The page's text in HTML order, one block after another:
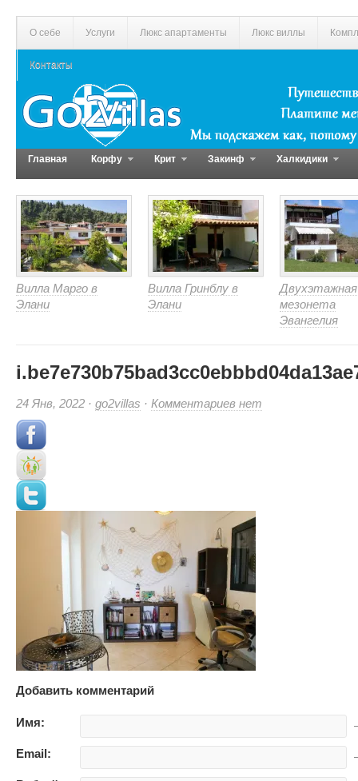
О себе Услуги Люкс апартаменты Люкс виллы
Контакты
Главная Корфу Крит Закинф Халкидики
Вилла Марго в
Элани
Вилла Гринблу в
Элани
Двухэтажная
мезонета
Эвангелия
24 Янв, 2022 · go2villas · Комментариевкнет
Добавить комментарий
Имя:
Email: